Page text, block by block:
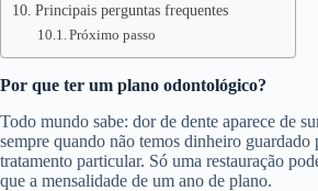
Principais perguntas frequentes
Próximo passo
Por que ter um plano odontológico?
Todo mundo sabe: dor de dente aparece de
sempre quando não temos dinheiro guardado
tratamento particular. Só uma restauração
que a mensalidade de um ano de plano.